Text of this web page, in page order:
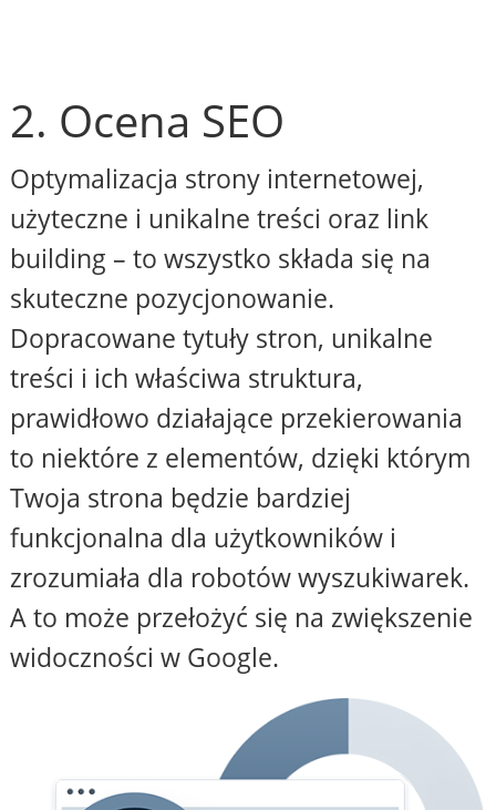
2. Ocena SEO
Optymalizacja strony internetowej,
użyteczne i unikalne treści oraz link
building – to wszystko składa się na
skuteczne pozycjonowanie.
Dopracowane tytuły stron, unikalne
treści i ich właściwa struktura,
prawidłowo działające przekierowania
to niektóre z elementów, dzięki którym
Twoja strona będzie bardziej
funkcjonalna dla użytkowników i
zrozumiała dla robotów wyszukiwarek.
A to może przełożyć się na zwiększenie
widoczności w Google.